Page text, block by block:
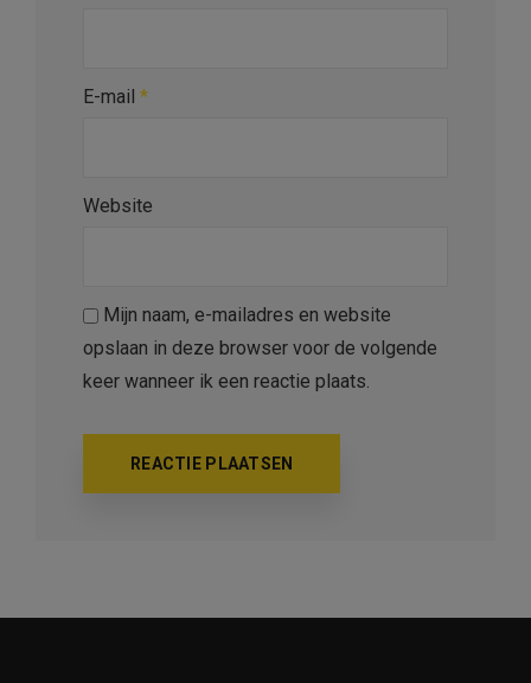
E-mail *
Website
Mijn naam, e-mailadres en website
opslaan in deze browser voor de volgende
keer wanneer ik een reactie plaats.